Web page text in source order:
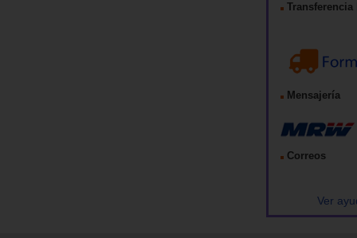
Transferencia
Mensajería
Correos
Ver